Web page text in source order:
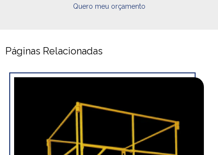
Quero meu orçamento
Páginas Relacionadas